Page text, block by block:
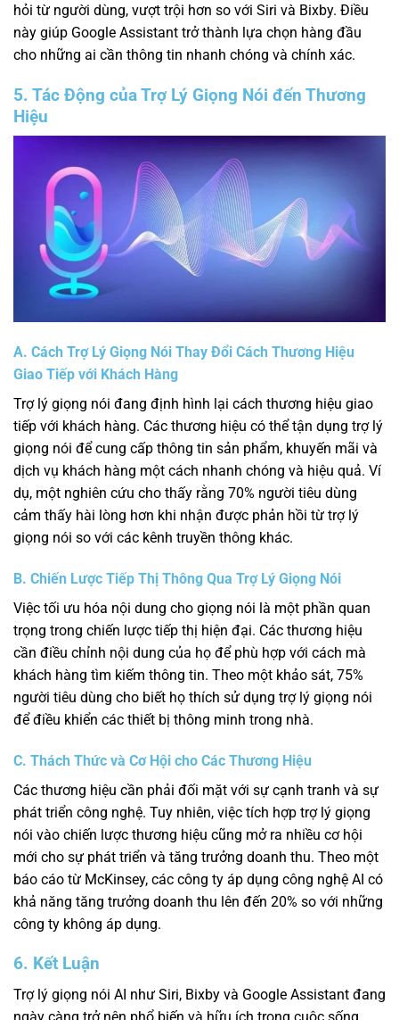
hỏi từ người dùng, vượt trội hơn so với Siri và Bixby. Điều
này giúp Google Assistant trở thành lựa chọn hàng đầu
cho những ai cần thông tin nhanh chóng và chính xác.
5. Tác Động của Trợ Lý Giọng Nói đến Thương
Hiệu
A. Cách Trợ Lý Giọng Nói Thay Đổi Cách Thương Hiệu
Giao Tiếp với Khách Hàng
Trợ lý giọng nói đang định hình lại cách thương hiệu giao
tiếp với khách hàng. Các thương hiệu có thể tận dụng trợ lý
giọng nói để cung cấp thông tin sản phẩm, khuyến mãi và
dịch vụ khách hàng một cách nhanh chóng và hiệu quả. Ví
dụ, một nghiên cứu cho thấy rằng 70% người tiêu dùng
cảm thấy hài lòng hơn khi nhận được phản hồi từ trợ lý
giọng nói so với các kênh truyền thông khác.
B. Chiến Lược Tiếp Thị Thông Qua Trợ Lý Giọng Nói
Việc tối ưu hóa nội dung cho giọng nói là một phần quan
trọng trong chiến lược tiếp thị hiện đại. Các thương hiệu
cần điều chỉnh nội dung của họ để phù hợp với cách mà
khách hàng tìm kiếm thông tin. Theo một khảo sát, 75%
người tiêu dùng cho biết họ thích sử dụng trợ lý giọng nói
để điều khiển các thiết bị thông minh trong nhà.
C. Thách Thức và Cơ Hội cho Các Thương Hiệu
Các thương hiệu cần phải đối mặt với sự cạnh tranh và sự
phát triển công nghệ. Tuy nhiên, việc tích hợp trợ lý giọng
nói vào chiến lược thương hiệu cũng mở ra nhiều cơ hội
mới cho sự phát triển và tăng trưởng doanh thu. Theo một
báo cáo từ McKinsey, các công ty áp dụng công nghệ AI có
khả năng tăng trưởng doanh thu lên đến 20% so với những
công ty không áp dụng.
6. Kết Luận
Trợ lý giọng nói AI như Siri, Bixby và Google Assistant đang